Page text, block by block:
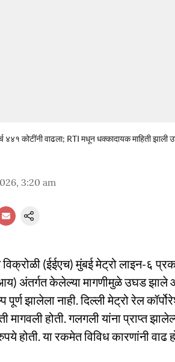
कोटींनी वाढला; RTI मधून धक्कादायक माहिती झाली
3:20 am
विक्रोळी (ईईएच) मुंबई मेट्रो लाइन-६
अंतर्गत केलेल्या मागणीमुळे उघड झाले
पूर्ण झालेला नाही. दिल्ली मेट्रो रेल
मागवली होती. गलगली यांना प्राप्त
होती. या रकमेत विविध कारणांनी